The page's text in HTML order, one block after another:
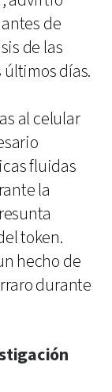
de
de las
días.
al celular
fluidas
la
token.
hecho de
durante